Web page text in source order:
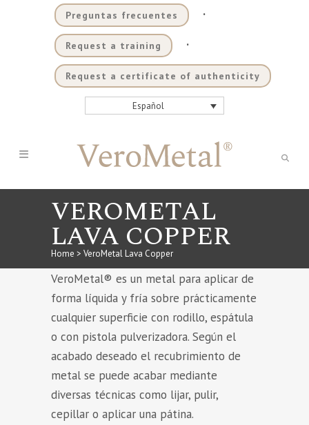
Preguntas frecuentes .
Request a training .
Request a certificate of authenticity
Español
VEROMETAL
LAVA COPPER
Home > VeroMetal Lava Copper
VeroMetal® es un metal para aplicar de
forma líquida y fría sobre prácticamente
cualquier superficie con rodillo, espátula
o con pistola pulverizadora. Según el
acabado deseado el recubrimiento de
metal se puede acabar mediante
diversas técnicas como lijar, pulir,
cepillar o aplicar una pátina.